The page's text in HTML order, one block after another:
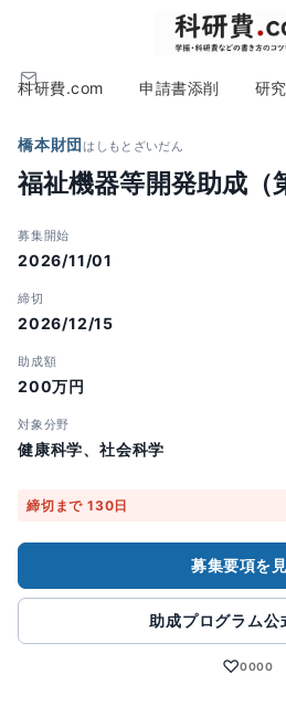
科研費.com 申請書添削 研
橋本財団はしもとざいだん
福祉機器等開発助成（
募集開始
2026/11/01
締切
2026/12/15
助成額
200万円
対象分野
健康科学、社会科学
締切まで 130日
募集要項を
助成プログラム公
♡0000